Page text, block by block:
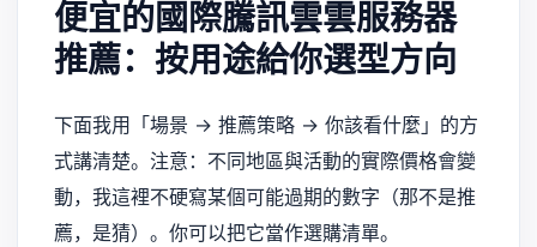
便宜的國際騰訊雲雲服務器
推薦：按用途給你選型方向
下面我用「場景 → 推薦策略 → 你該看什麼」的方
式講清楚。注意：不同地區與活動的實際價格會變
動，我這裡不硬寫某個可能過期的數字（那不是推
薦，是猜）。你可以把它當作選購清單。